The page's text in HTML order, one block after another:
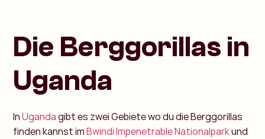
Die Berggorillas in
Uganda
InUgandagibt es zwei Gebiete wo du die Berggorillas
finden kannst imBwindi Impenetrable Nationalparkund